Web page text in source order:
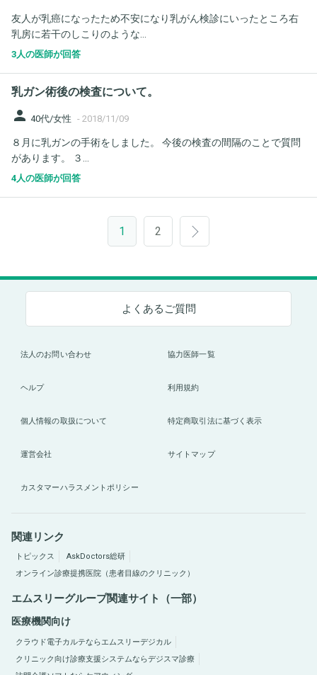
友人が乳癌になったため不安になり乳がん検診にいったところ右
乳房に若干のしこりのような...
3人の医師が回答
乳ガン術後の検査について。
person 40代/女性 - 2018/11/09
８月に乳ガンの手術をしました。 今後の検査の間隔のことで質問
があります。 ３...
4人の医師が回答
1 2
よくあるご質問
法人のお問い合わせ 協力医師一覧
ヘルプ 利用規約
個人情報の取扱について 特定商取引法に基づく表示
運営会社 サイトマップ
カスタマーハラスメントポリシー
関連リンク
トピックス
AskDoctors総研
オンライン診療提携医院（患者目線のクリニック）
エムスリーグループ関連サイト（一部）
医療機関向け
クラウド電子カルテならエムスリーデジカル
クリニック向け診療支援システムならデジスマ診療